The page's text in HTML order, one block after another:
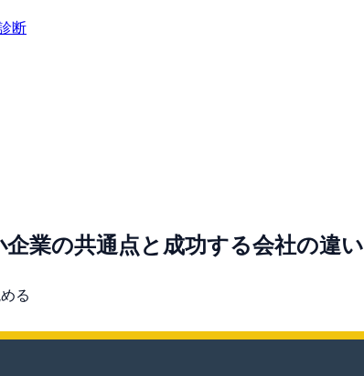
断
業の共通点と成功する会社の違い
る